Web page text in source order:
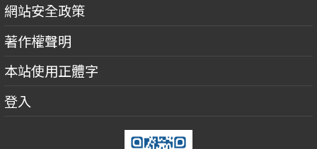
網站安全政策
著作權聲明
本站使用正體字
登入